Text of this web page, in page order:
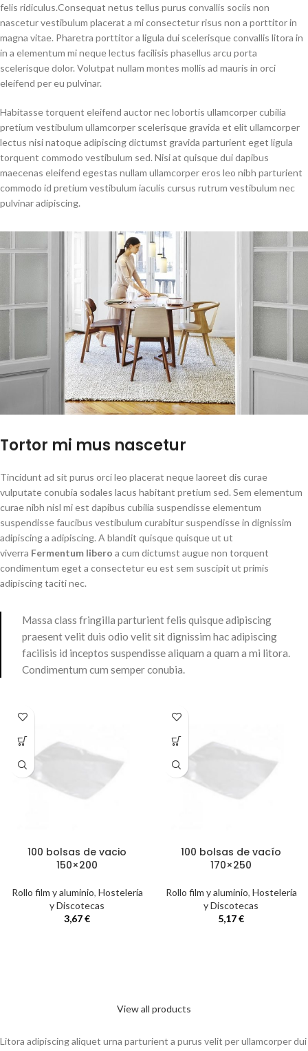
felis ridiculus.Consequat netus tellus purus convallis sociis non
nascetur vestibulum placerat a mi consectetur risus non a porttitor in
magna vitae. Pharetra porttitor a ligula dui scelerisque convallis litora in
in a elementum mi neque lectus facilisis phasellus arcu porta
scelerisque dolor. Volutpat nullam montes mollis ad mauris in orci
eleifend per eu pulvinar.
Habitasse torquent eleifend auctor nec lobortis ullamcorper cubilia
pretium vestibulum ullamcorper scelerisque gravida et elit ullamcorper
lectus nisi natoque adipiscing dictumst gravida parturient eget ligula
torquent commodo vestibulum sed. Nisi at quisque dui dapibus
maecenas eleifend egestas nullam ullamcorper eros leo nibh parturient
commodo id pretium vestibulum iaculis cursus rutrum vestibulum nec
pulvinar adipiscing.
Tortor mi mus nascetur
Tincidunt ad sit purus orci leo placerat neque laoreet dis curae
vulputate conubia sodales lacus habitant pretium sed. Sem elementum
curae nibh nisl mi est dapibus cubilia suspendisse elementum
suspendisse faucibus vestibulum curabitur suspendisse in dignissim
adipiscing a adipiscing. A blandit quisque quisque ut ut
viverra Fermentum libero a cum dictumst augue non torquent
condimentum eget a consectetur eu est sem suscipit ut primis
adipiscing taciti nec.
Massa class fringilla parturient felis quisque adipiscing
praesent velit duis odio velit sit dignissim hac adipiscing
facilisis id inceptos suspendisse aliquam a quam a mi litora.
Condimentum cum semper conubia.
100 bolsas de vacio
150×200
Rollo film y aluminio, Hostelería
y Discotecas
3,67€
100 bolsas de vacío
170×250
Rollo film y aluminio, Hostelería
y Discotecas
5,17€
View all products
Litora adipiscing aliquet urna parturient a purus velit per ullamcorper dui